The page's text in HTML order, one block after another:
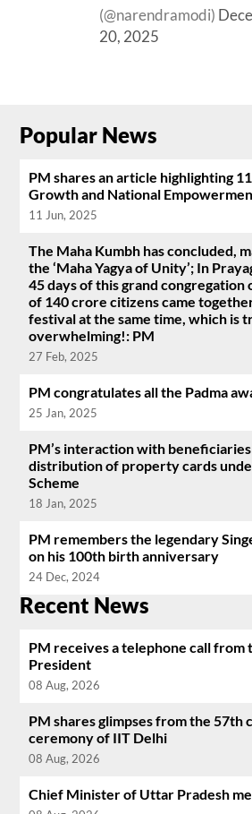
(@narendramodi)
20, 2025
Popular News
PM shares an article highlighting
Growth and National
11 Jun, 2025
The Maha Kumbh has concluded,
the ‘Maha Yagya of Unity’; In
45 days of this grand
of 140 crore citizens came
festival at the same time, which is
overwhelming!: PM
27 Feb, 2025
PM congratulates all the Padma
25 Jan, 2025
PM’s interaction with
distribution of property cards
Scheme
18 Jan, 2025
PM remembers the legendary
on his 100th birth anniversary
24 Dec, 2024
Recent News
PM receives a telephone call from
President
08 Aug, 2026
PM shares glimpses from the 57th
ceremony of IIT Delhi
08 Aug, 2026
Chief Minister of Uttar Pradesh